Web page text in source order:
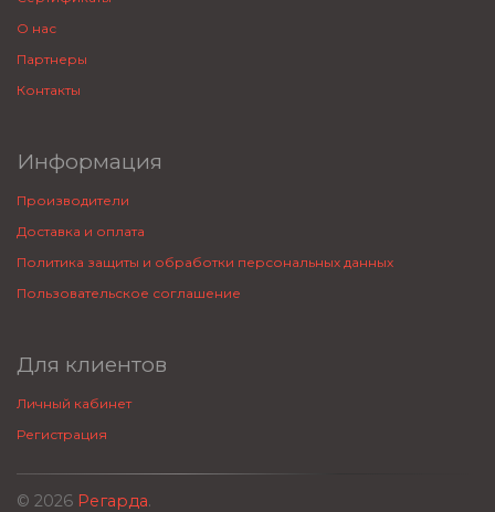
О нас
Партнеры
Контакты
Информация
Производители
Доставка и оплата
Политика защиты и обработки персональных данных
Пользовательское соглашение
Для клиентов
Личный кабинет
Регистрация
© 2026 Регарда.